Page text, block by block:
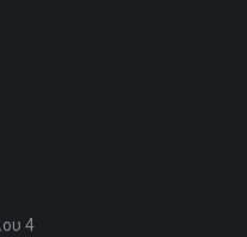
4